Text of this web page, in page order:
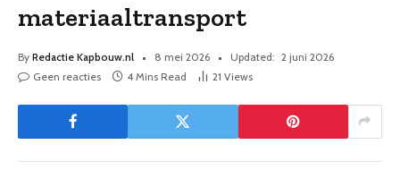
materiaaltransport
By Redactie Kapbouw.nl 8 mei 2026 Updated: 2 juni 2026
Geen reacties
4 Mins Read 21 Views